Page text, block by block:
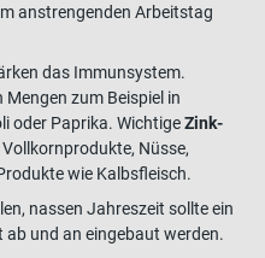
anstrengenden Arbeitstag
das Immunsystem.
zum Beispiel in
oder Paprika. WichtigeZink-
Nüsse,
wie Kalbsfleisch.
nassen Jahreszeit sollte ein
und an eingebaut werden.